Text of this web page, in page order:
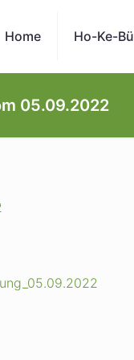
Home Ho-Ke-Bü
05.09.2022